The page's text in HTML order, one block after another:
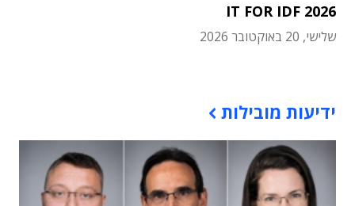
IT FOR IDF 2026
שלישי, 20 באוקטובר 2026
ידיעות מובילות